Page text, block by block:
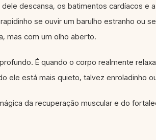
descansa, os batimentos cardíacos e
se ouvir um barulho estranho ou
mas com um olho aberto.
É quando o corpo realmente
ele está mais quieto, talvez enroladinho
da recuperação muscular e do